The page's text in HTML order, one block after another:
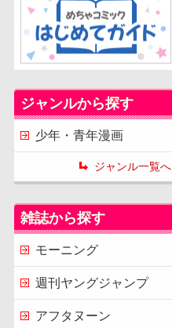
ジャンルから探す
少年・青年漫画
ジャンル一覧へ
雑誌から探す
モーニング
週刊ヤングジャンプ
アフタヌーン